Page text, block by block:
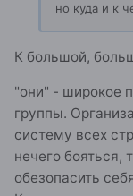
но куда и к
К большой,
"они" - широкое
группы.
систему всех
нечего бояться,
обезопасить